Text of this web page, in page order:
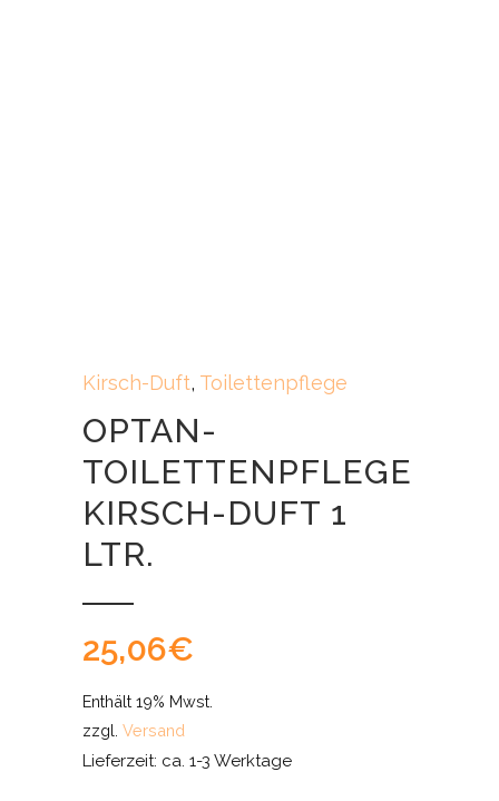
Kirsch-Duft, Toilettenpflege
OPTAN-
TOILETTENPFLEGE
KIRSCH-DUFT 1
LTR.
25,06€
Enthält 19% Mwst.
zzgl. Versand
Lieferzeit: ca. 1-3 Werktage